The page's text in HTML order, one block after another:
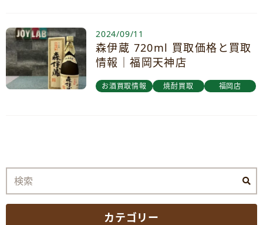
2024/09/11
森伊蔵 720ml 買取価格と買取
情報｜福岡天神店
お酒買取情報 焼酎買取 福岡店
カテゴリー